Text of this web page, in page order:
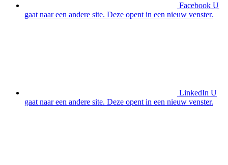
Facebook U
gaat naar een andere site. Deze opent in een nieuw venster.
LinkedIn U
gaat naar een andere site. Deze opent in een nieuw venster.